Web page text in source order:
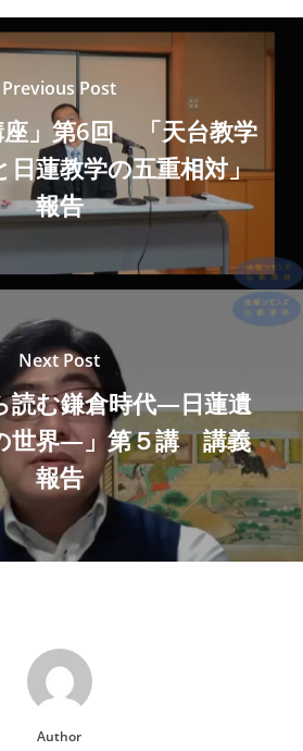
Previous Post
座」第6回 「天台教学
日蓮教学の五重相対」
報告
Next Post
読む鎌倉時代—日蓮遺
世界—」第５講 講義
報告
Author